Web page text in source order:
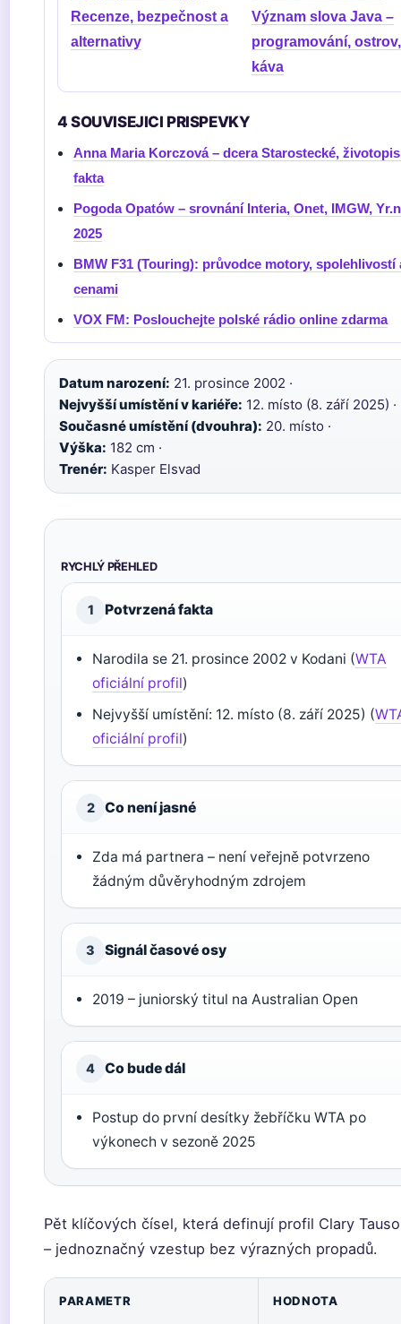
Recenze, bezpečnost a
alternativy
Význam slova Java –
programování, ostrov,
káva
4 SOUVISEJICI PRISPEVKY
Anna Maria Korczová – dcera Starostecké,
fakta
Pogoda Opatów – srovnání Interia, Onet, IMGW,
2025
BMW F31 (Touring): průvodce motory, spolehlivostí
cenami
VOX FM: Poslouchejte polské rádio online zdarma
Datum narození: 21. prosince 2002 ·
Nejvyšší umístění v kariéře: 12. místo (8. září 2025) ·
Současné umístění (dvouhra): 20. místo ·
Výška: 182 cm ·
Trenér: Kasper Elsvad
RYCHLÝ PŘEHLED
1 Potvrzená fakta
Narodila se 21. prosince 2002 v Kodani (WTA
oficiální profil)
Nejvyšší umístění: 12. místo (8. září 2025) (
oficiální profil)
2 Co není jasné
Zda má partnera – není veřejně potvrzeno
žádným důvěryhodným zdrojem
3 Signál časové osy
2019 – juniorský titul na Australian Open
4 Co bude dál
Postup do první desítky žebříčku WTA po
výkonech v sezoně 2025
Pět klíčových čísel, která definují profil Clary
– jednoznačný vzestup bez výrazných propadů.
PARAMETR HODNOTA